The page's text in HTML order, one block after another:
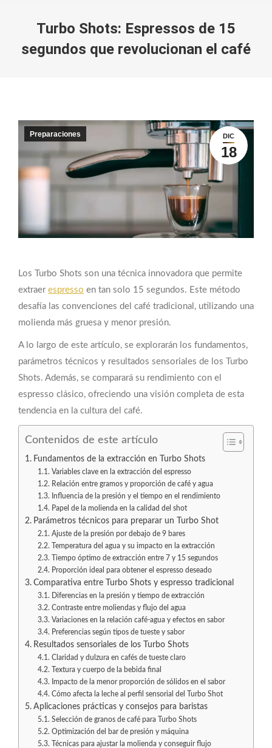
Turbo Shots: Espressos de 15
segundos que revolucionan el café
DIC
18
Preparaciones
Los Turbo Shots son una técnica innovadora que permite
extraer espresso en tan solo 15 segundos. Este método
desafía las convenciones del café tradicional, utilizando una
molienda más gruesa y menor presión.
A lo largo de este artículo, se explorarán los fundamentos,
parámetros técnicos y resultados sensoriales de los Turbo
Shots. Además, se comparará su rendimiento con el
espresso clásico, ofreciendo una visión completa de esta
tendencia en la cultura del café.
Contenidos de este artículo
Fundamentos de la extracción en Turbo Shots
Variables clave en la extracción del espresso
Relación entre gramos y proporción de café y agua
Influencia de la presión y el tiempo en el rendimiento
Papel de la molienda en la calidad del shot
Parámetros técnicos para preparar un Turbo Shot
Ajuste de la presión por debajo de 9 bares
Temperatura del agua y su impacto en la extracción
Tiempo óptimo de extracción entre 7 y 15 segundos
Proporción ideal para obtener el espresso deseado
Comparativa entre Turbo Shots y espresso tradicional
Diferencias en la presión y tiempo de extracción
Contraste entre moliendas y flujo del agua
Variaciones en la relación café-agua y efectos en sabor
Preferencias según tipos de tueste y sabor
Resultados sensoriales de los Turbo Shots
Claridad y dulzura en cafés de tueste claro
Textura y cuerpo de la bebida final
Impacto de la menor proporción de sólidos en el sabor
Cómo afecta la leche al perfil sensorial del Turbo Shot
Aplicaciones prácticas y consejos para baristas
Selección de granos de café para Turbo Shots
Optimización del bar de presión y máquina
Técnicas para ajustar la molienda y conseguir flujo